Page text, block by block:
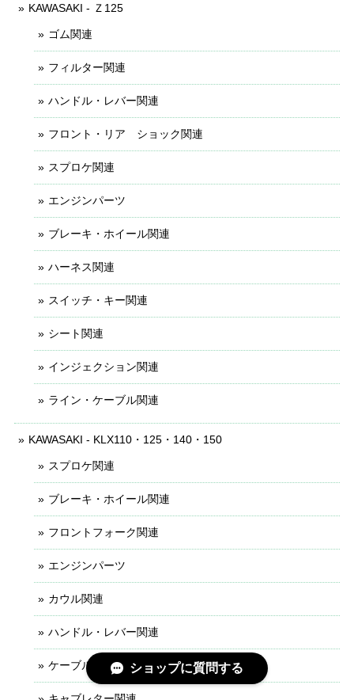
KAWASAKI - Ｚ125
ゴム関連
フィルター関連
ハンドル・レバー関連
フロント・リア ショック関連
スプロケ関連
エンジンパーツ
ブレーキ・ホイール関連
ハーネス関連
スイッチ・キー関連
シート関連
インジェクション関連
ライン・ケーブル関連
KAWASAKI - KLX110・125・140・150
スプロケ関連
ブレーキ・ホイール関連
フロントフォーク関連
エンジンパーツ
カウル関連
ハンドル・レバー関連
ケーブル・ライン関連ショップに質問する